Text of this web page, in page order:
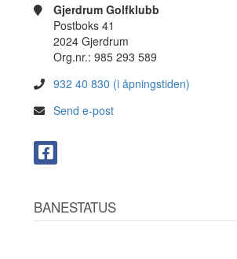
Gjerdrum Golfklubb
Postboks 41
2024 Gjerdrum
Org.nr.: 985 293 589
932 40 830 (i åpningstiden)
Send e-post
BANESTATUS